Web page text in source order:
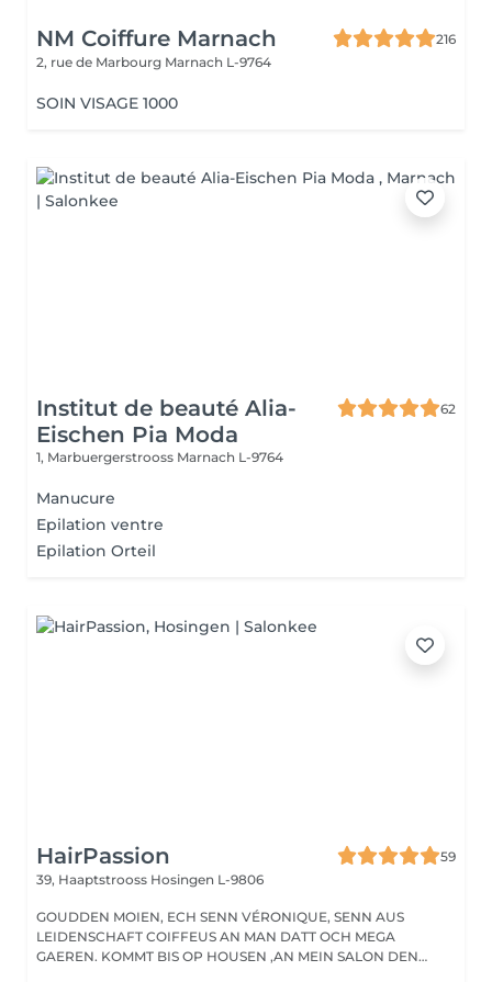
NM Coiffure Marnach
216
2, rue de Marbourg Marnach L-9764
SOIN VISAGE 1000
Institut de beauté Alia-
Eischen Pia Moda
62
1, Marbuergerstrooss Marnach L-9764
Manucure
Epilation ventre
Epilation Orteil
HairPassion
59
39, Haaptstrooss Hosingen L-9806
GOUDDEN MOIEN, ECH SENN VÉRONIQUE, SENN AUS
LEIDENSCHAFT COIFFEUS AN MAN DATT OCH MEGA
GAEREN. KOMMT BIS OP HOUSEN ,AN MEIN SALON DEN